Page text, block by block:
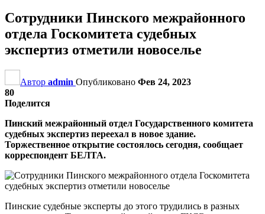
Сотрудники Пинского межрайонного
отдела Госкомитета судебных
экспертиз отметили новоселье
Автор admin Опубликовано Фев 24, 2023
80
Поделится
Пинский межрайонный отдел Государственного комитета
судебных экспертиз переехал в новое здание.
Торжественное открытие состоялось сегодня, сообщает
корреспондент БЕЛТА.
Пинские судебные эксперты до этого трудились в разных